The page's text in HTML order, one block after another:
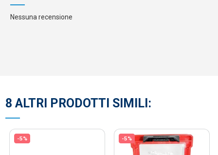
Nessuna recensione
8 ALTRI PRODOTTI SIMILI:
-5% -5%